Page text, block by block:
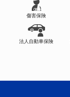
傷害保険
法人自動車保険